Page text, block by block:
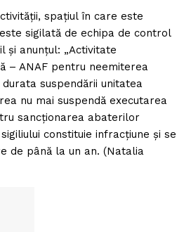
spaţiul în care este
sigilată de echipa de control
şi anunţul: „Activitate
– ANAF pentru neemiterea
suspendării unitatea
nu mai suspendă executarea
sancţionarea abaterilor
constituie infracţiune şi se
de până la un an. (Natalia